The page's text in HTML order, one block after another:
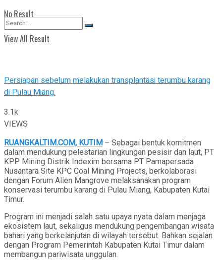
No Result
View All Result
Persiapan sebelum melakukan transplantasi terumbu karang
di Pulau Miang.
3.1k
VIEWS
RUANGKALTIM.COM, KUTIM – Sebagai bentuk komitmen
dalam mendukung pelestarian lingkungan pesisir dan laut, PT
KPP Mining Distrik Indexim bersama PT Pamapersada
Nusantara Site KPC Coal Mining Projects, berkolaborasi
dengan Forum Alien Mangrove melaksanakan program
konservasi terumbu karang di Pulau Miang, Kabupaten Kutai
Timur.
Program ini menjadi salah satu upaya nyata dalam menjaga
ekosistem laut, sekaligus mendukung pengembangan wisata
bahari yang berkelanjutan di wilayah tersebut. Bahkan sejalan
dengan Program Pemerintah Kabupaten Kutai Timur dalam
membangun pariwisata unggulan.